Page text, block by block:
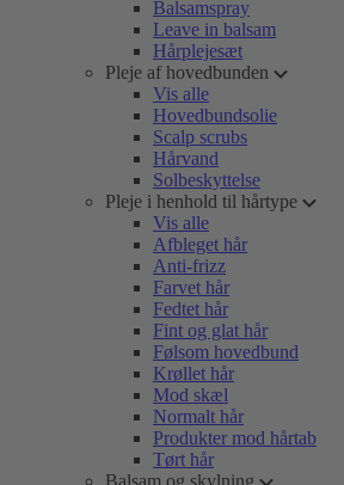
Balsamspray
Leave in balsam
Hårplejesæt
Pleje af hovedbunden
Vis alle
Hovedbundsolie
Scalp scrubs
Hårvand
Solbeskyttelse
Pleje i henhold til hårtype
Vis alle
Afbleget hår
Anti-frizz
Farvet hår
Fedtet hår
Fint og glat hår
Følsom hovedbund
Krøllet hår
Mod skæl
Normalt hår
Produkter mod hårtab
Tørt hår
Balsam og skylning